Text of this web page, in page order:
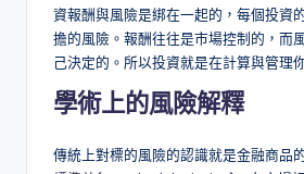
資報酬與風險是綁在一起的，每個投資
擔的風險。報酬往往是市場控制的，而
己決定的。所以投資就是在計算與管理
學術上的風險解釋
傳統上對標的風險的認識就是金融商品